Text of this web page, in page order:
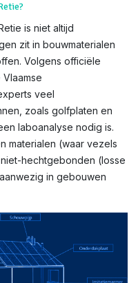
is niet altijd
zit in bouwmaterialen
Volgens officiële
veel
zoals golfplaten en
laboanalyse nodig is.
materialen (waar vezels
hechtgebonden (losse
in gebouwen